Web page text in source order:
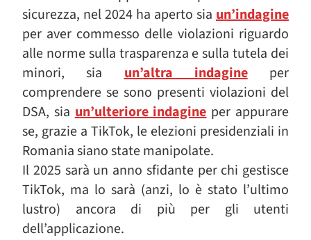
sicurezza, nel 2024 ha aperto sia un’indagine
per aver commesso delle violazioni riguardo
alle norme sulla trasparenza e sulla tutela dei
minori, siaun’altra indagineper
comprendere se sono presenti violazioni del
DSA, siaun’ulteriore indagineper appurare
se, grazie a TikTok, le elezioni presidenziali in
Romania siano state manipolate.
Il 2025 sarà un anno sfidante per chi gestisce
TikTok, ma lo sarà (anzi, lo è stato l’ultimo
lustro) ancora di più per gli utenti
dell’applicazione.